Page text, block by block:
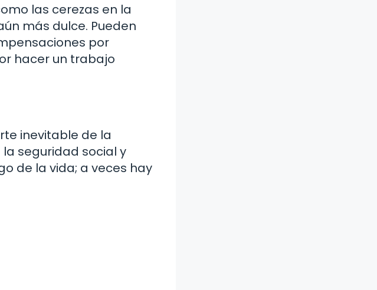
las cerezas en la
más dulce. Pueden
por
hacer un trabajo
inevitable de la
seguridad social y
de la vida; a veces hay